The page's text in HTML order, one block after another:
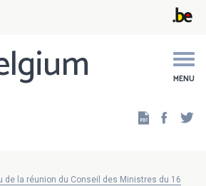
MENU
de la réunion du Conseil des Ministres du 16